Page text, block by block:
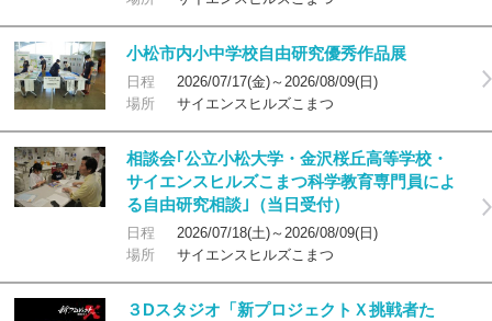
小松市内小中学校自由研究優秀作品展
日程
2026/07/17(金)～2026/08/09(日)
場所
サイエンスヒルズこまつ
相談会｢公立小松大学・金沢桜丘高等学校・
サイエンスヒルズこまつ科学教育専門員によ
る自由研究相談｣（当日受付）
日程
2026/07/18(土)～2026/08/09(日)
場所
サイエンスヒルズこまつ
３Dスタジオ「新プロジェクトＸ挑戦者た